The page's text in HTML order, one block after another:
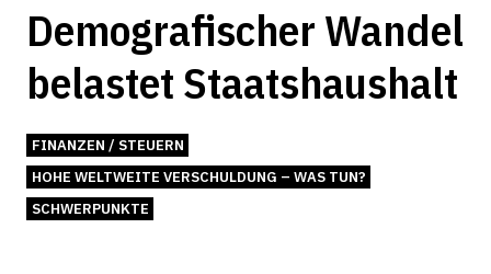
Demografischer Wandel
belastet Staatshaushalt
FINANZEN / STEUERN
HOHE WELTWEITE VERSCHULDUNG – WAS TUN?
SCHWERPUNKTE